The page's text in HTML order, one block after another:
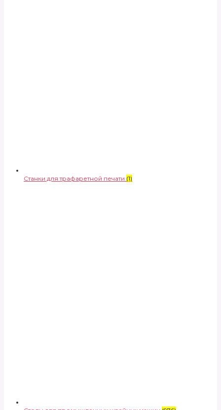
Станки для трафаретной печати (1)